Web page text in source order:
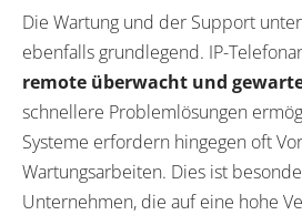
Die Wartung und der Support
ebenfalls grundlegend. IP-
remote überwacht und
schnellere Problemlösungen
Systeme erfordern hingegen oft
Wartungsarbeiten. Dies ist
Unternehmen, die auf eine hohe